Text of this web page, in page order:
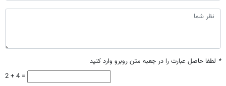
* لطفا حاصل عبارت را در جعبه متن روبرو وارد کنید
2 + 4 =